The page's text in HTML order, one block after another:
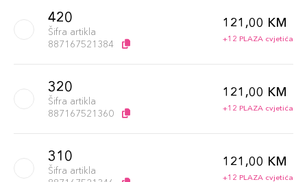
420
Šifra artikla
887167521384
121,00 KM
+12 PLAZA cvjetića
320
Šifra artikla
887167521360
121,00 KM
+12 PLAZA cvjetića
310
Šifra artikla
121,00 KM
+12 PLAZA cvjetića